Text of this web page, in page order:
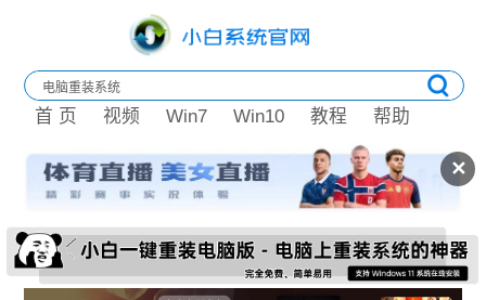
✕
首 页 视频 Win7 Win10 教程 帮助